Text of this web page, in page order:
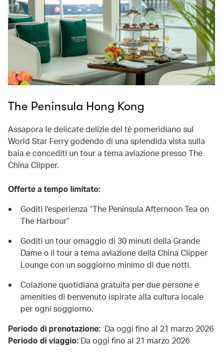
The Peninsula Hong Kong
Assapora le delicate delizie del tè pomeridiano sul
World Star Ferry godendo di una splendida vista sulla
baia e concediti un tour a tema aviazione presso The
China Clipper.
Offerte a tempo limitato:
Goditi l'esperienza “The Peninsula Afternoon Tea on
The Harbour”
Goditi un tour omaggio di 30 minuti della Grande
Dame o il tour a tema aviazione della China Clipper
Lounge con un soggiorno minimo di due notti.
Colazione quotidiana gratuita per due persone e
amenities di benvenuto ispirate alla cultura locale
per ogni soggiorno.
Periodo di prenotazione: Da oggi fino al 21 marzo 2026
Periodo di viaggio: Da oggi fino al 21 marzo 2026